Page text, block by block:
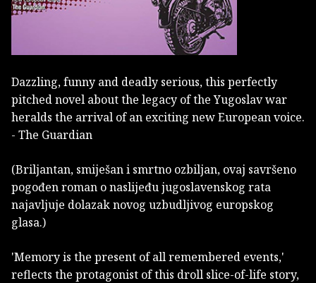
Dazzling, funny and deadly serious, this perfectly
pitched novel about the legacy of the Yugoslav war
heralds the arrival of an exciting new European voice.
- The Guardian
(Briljantan, smiješan i smrtno ozbiljan, ovaj savršeno
pogođen roman o naslijeđu jugoslavenskog rata
najavljuje dolazak novog uzbudljivog europskog
glasa.)
'Memory is the present of all remembered events,'
reflects the protagonist of this droll slice-of-life story,